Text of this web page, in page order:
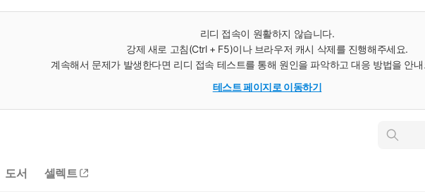
리디 접속이 원활하지 않습니다.
강제 새로 고침(Ctrl + F5)이나 브라우저 캐시 삭제를 진행해주세요.
계속해서 문제가 발생한다면 리디 접속 테스트를 통해 원인을 파악하고 대응 방법을 안
테스트 페이지로 이동하기
인
도서 셀렉트